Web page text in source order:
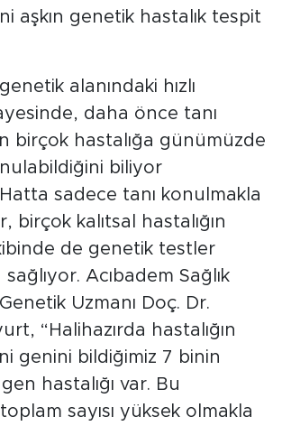
aşkın genetik hastalık tespit
alanındaki hızlı
daha önce tanı
birçok hastalığa günümüzde
biliyor
sadece tanı konulmakla
birçok kalıtsal hastalığın
de genetik testler
Acıbadem Sağlık
Uzmanı Doç. Dr.
“Halihazırda hastalığın
genini bildiğimiz 7 binin
hastalığı var. Bu
toplam sayısı yüksek olmakla